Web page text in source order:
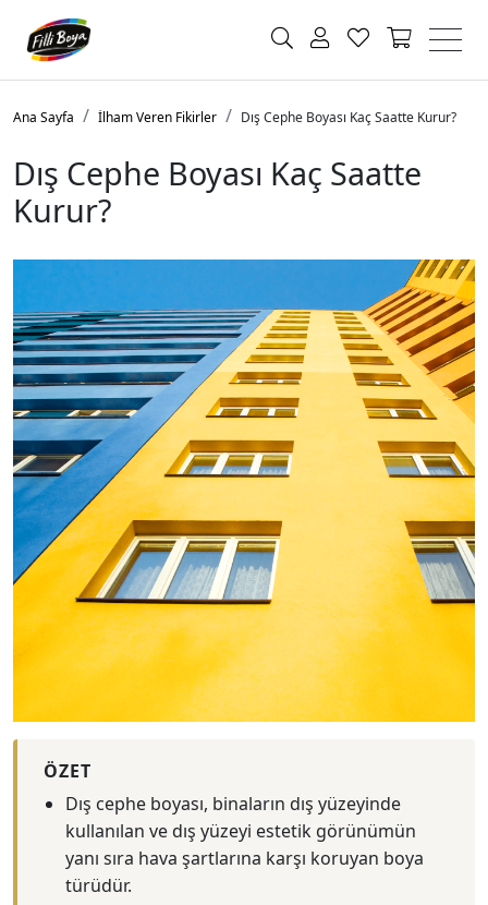
Ana Sayfa İlham Veren Fikirler Dış Cephe Boyası Kaç Saatte Kurur?
Dış Cephe Boyası Kaç Saatte
Kurur?
ÖZET
Dış cephe boyası, binaların dış yüzeyinde
kullanılan ve dış yüzeyi estetik görünümün
yanı sıra hava şartlarına karşı koruyan boya
türüdür.